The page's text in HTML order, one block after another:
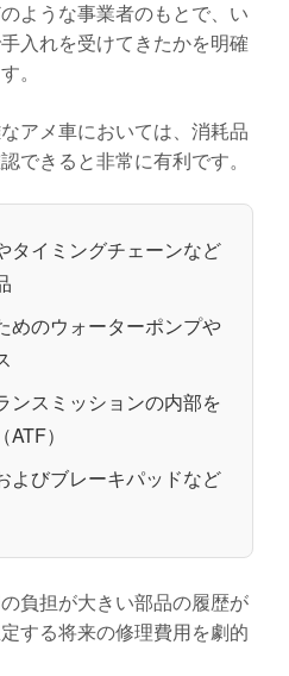
ような事業者のもとで、い
入れを受けてきたかを明確
。
アメ車においては、消耗品
できると非常に有利です。
タイミングチェーンなど
めのウォーターポンプや
ンスミッションの内部を
）
よびブレーキパッドなど
負担が大きい部品の履歴が
する将来の修理費用を劇的